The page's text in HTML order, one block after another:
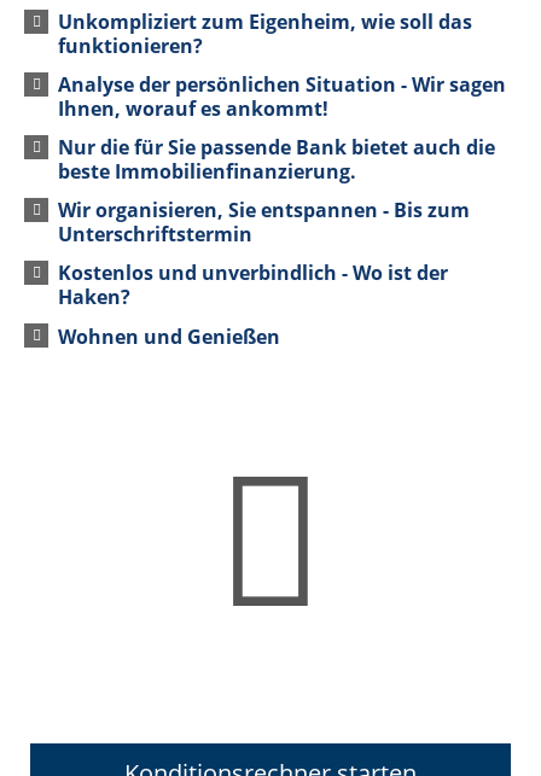
Unkompliziert zum Eigenheim, wie soll das
funktionieren?
Analyse der persönlichen Situation - Wir sagen
Ihnen, worauf es ankommt!
Nur die für Sie passende Bank bietet auch die
beste Immobilienfinanzierung.
Wir organisieren, Sie entspannen - Bis zum
Unterschriftstermin
Kostenlos und unverbindlich - Wo ist der
Haken?
Wohnen und Genießen